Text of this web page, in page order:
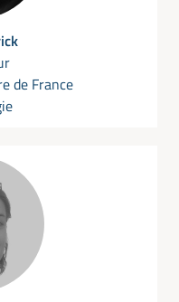
de France